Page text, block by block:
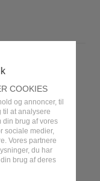
COOKIES
og annoncer, til
til at analysere
din brug af vores
sociale medier,
Vores partnere
du har
brug af deres